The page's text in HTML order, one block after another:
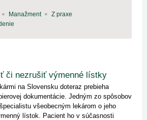
Manažment
Z praxe
či nezrušiť výmenné lístky
na Slovensku doteraz prebieha
dokumentácie. Jedným zo spôsobov
všeobecným lekárom o jeho
lístok. Pacient ho v súčasnosti